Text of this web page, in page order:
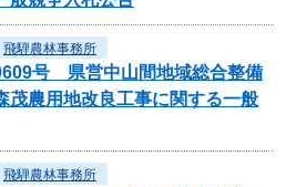
飛騨農林事務所
号 県営中山間地域総合整備
農用地改良工事に関する一般
飛騨農林事務所